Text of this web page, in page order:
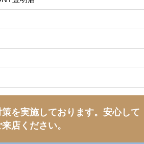
を実施しております。 安心して
来店ください。